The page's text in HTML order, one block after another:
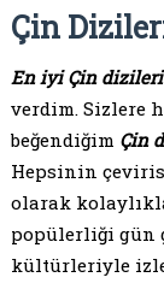
Çin
En iyi Çin dizileri
verdim. Sizlere
beğendiğim Çin
Hepsinin
olarak
popülerliği gün
kültürleriyle